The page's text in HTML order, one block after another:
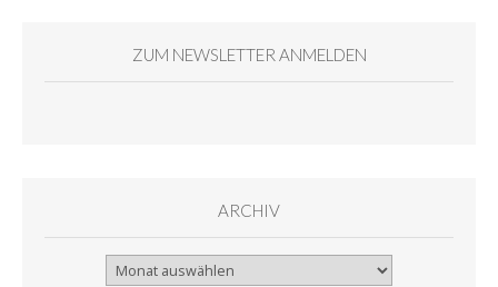
ZUM NEWSLETTER ANMELDEN
ARCHIV
Archiv